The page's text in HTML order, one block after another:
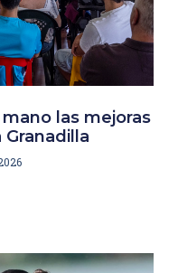
las mejoras